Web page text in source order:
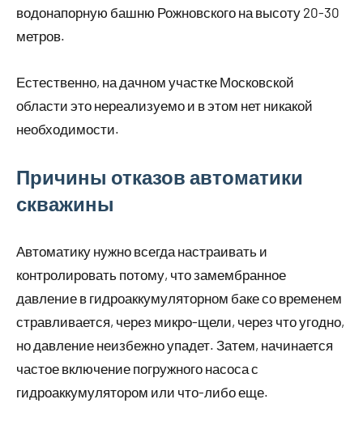
водонапорную башню Рожновского на высоту 20-30
метров.
Естественно, на дачном участке Московской
области это нереализуемо и в этом нет никакой
необходимости.
Причины отказов автоматики
скважины
Автоматику нужно всегда настраивать и
контролировать потому, что замембранное
давление в гидроаккумуляторном баке со временем
стравливается, через микро-щели, через что угодно,
но давление неизбежно упадет. Затем, начинается
частое включение погружного насоса с
гидроаккумулятором или что-либо еще.